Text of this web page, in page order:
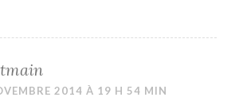
2014 À 19 H 54 MIN